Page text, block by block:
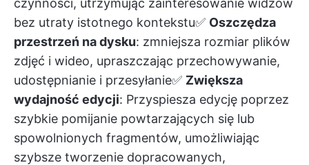
czynności, utrzymując zainteresowanie widzów
bez utraty istotnego kontekstu✅ Oszczędza
przestrzeń na dysku: zmniejsza rozmiar plików
zdjęć i wideo, upraszczając przechowywanie,
udostępnianie i przesyłanie✅ Zwiększa
wydajność edycji: Przyspiesza edycję poprzez
szybkie pomijanie powtarzających się lub
spowolnionych fragmentów, umożliwiając
szybsze tworzenie dopracowanych,